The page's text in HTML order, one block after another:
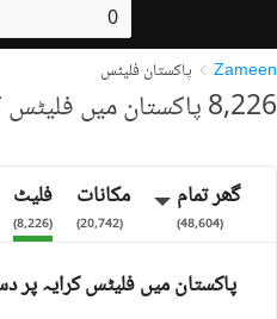
0
Zameen پاکستان فلیٹس
8,226 پاکستان میں فلیٹس کرایہ پر دستیاب
گھر تمام
(
48,604
)
مکانات
(
20,742
)
فلیٹ
(
8,226
)
پاکستان میں فلیٹس کرایہ پر